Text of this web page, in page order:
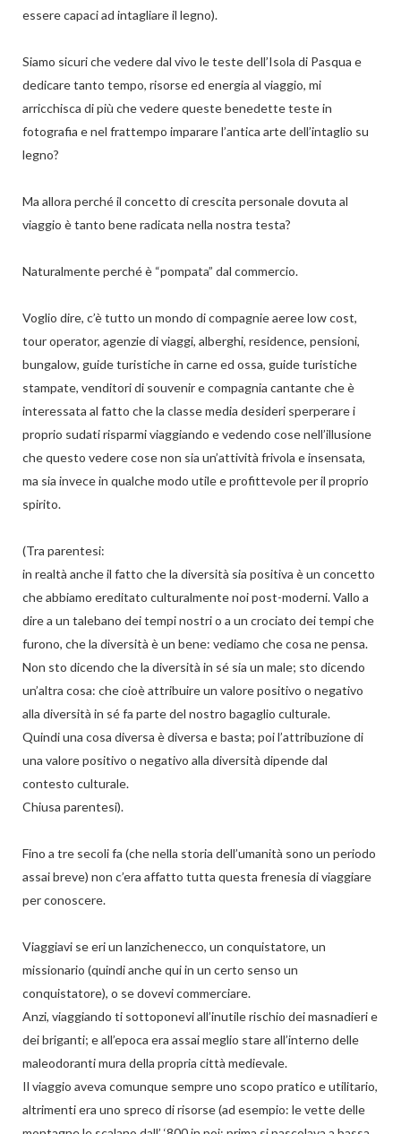
essere capaci ad intagliare il legno).
Siamo sicuri che vedere dal vivo le teste dell’Isola di Pasqua e
dedicare tanto tempo, risorse ed energia al viaggio, mi
arricchisca di più che vedere queste benedette teste in
fotografia e nel frattempo imparare l’antica arte dell’intaglio su
legno?
Ma allora perché il concetto di crescita personale dovuta al
viaggio è tanto bene radicata nella nostra testa?
Naturalmente perché è “pompata” dal commercio.
Voglio dire, c’è tutto un mondo di compagnie aeree low cost,
tour operator, agenzie di viaggi, alberghi, residence, pensioni,
bungalow, guide turistiche in carne ed ossa, guide turistiche
stampate, venditori di souvenir e compagnia cantante che è
interessata al fatto che la classe media desideri sperperare i
proprio sudati risparmi viaggiando e vedendo cose nell’illusione
che questo vedere cose non sia un’attività frivola e insensata,
ma sia invece in qualche modo utile e profittevole per il proprio
spirito.
(Tra parentesi:
in realtà anche il fatto che la diversità sia positiva è un concetto
che abbiamo ereditato culturalmente noi post-moderni. Vallo a
dire a un talebano dei tempi nostri o a un crociato dei tempi che
furono, che la diversità è un bene: vediamo che cosa ne pensa.
Non sto dicendo che la diversità in sé sia un male; sto dicendo
un’altra cosa: che cioè attribuire un valore positivo o negativo
alla diversità in sé fa parte del nostro bagaglio culturale.
Quindi una cosa diversa è diversa e basta; poi l’attribuzione di
una valore positivo o negativo alla diversità dipende dal
contesto culturale.
Chiusa parentesi).
Fino a tre secoli fa (che nella storia dell’umanità sono un periodo
assai breve) non c’era affatto tutta questa frenesia di viaggiare
per conoscere.
Viaggiavi se eri un lanzichenecco, un conquistatore, un
missionario (quindi anche qui in un certo senso un
conquistatore), o se dovevi commerciare.
Anzi, viaggiando ti sottoponevi all’inutile rischio dei masnadieri e
dei briganti; e all’epoca era assai meglio stare all’interno delle
maleodoranti mura della propria città medievale.
Il viaggio aveva comunque sempre uno scopo pratico e utilitario,
altrimenti era uno spreco di risorse (ad esempio: le vette delle